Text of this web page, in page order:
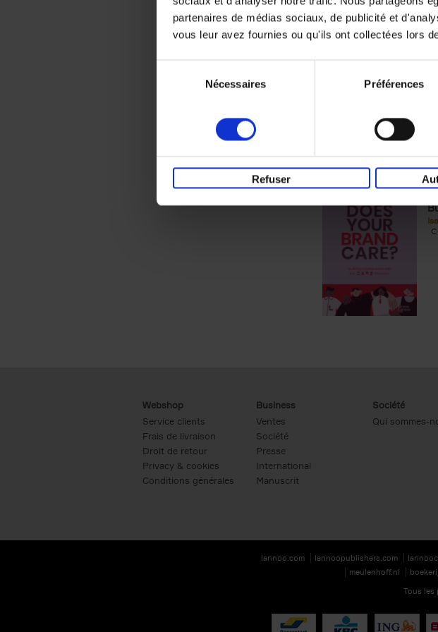
partenaires de médias sociaux, de publicité et
vous leur avez fournies ou qu'ils ont collectées lors
Nécessaires Préférences
Refuser
Webshop
Service clients
Frais de livraison
Droit de retour
Privacy & cookies
Conditions générales
Business
Ventes
Société
Presse
International
Manuscrit
Société
Qui sommes-
lannoo.com lannoopublishers.com
meulenhoff.nl
Tous les